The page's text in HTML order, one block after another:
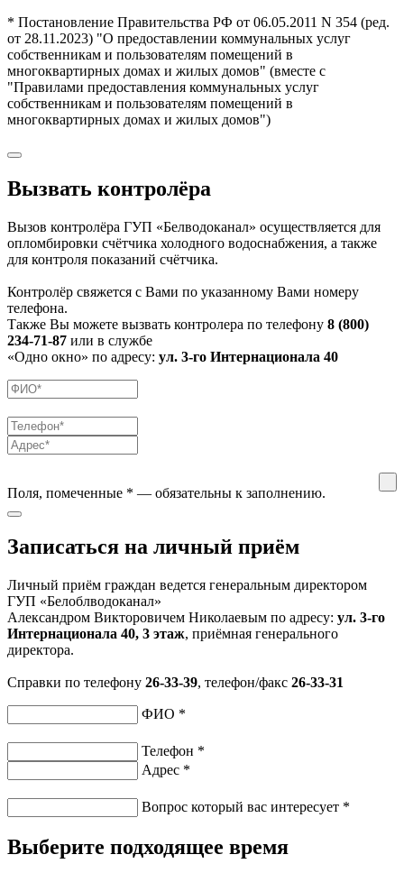
* Постановление Правительства РФ от 06.05.2011 N 354 (ред.
от 28.11.2023) "О предоставлении коммунальных услуг
собственникам и пользователям помещений в
многоквартирных домах и жилых домов" (вместе с
"Правилами предоставления коммунальных услуг
собственникам и пользователям помещений в
многоквартирных домах и жилых домов")
Вызвать контролёра
Вызов контролёра ГУП «Белводоканал» осуществляется для
опломбировки счётчика холодного водоснабжения, а также
для контроля показаний счётчика.
Контролёр свяжется с Вами по указанному Вами номеру
телефона.
Также Вы можете вызвать контролера по телефону 8 (800)
234-71-87 или в службе
«Одно окно» по адресу: ул. 3-го Интернационала 40
Поля, помеченные * — обязательны к заполнению.
Записаться на личный приём
Личный приём граждан ведется генеральным директором
ГУП «Белоблводоканал»
Александром Викторовичем Николаевым по адресу: ул. 3-го
Интернационала 40, 3 этаж, приёмная генерального
директора.
Справки по телефону 26-33-39, телефон/факс 26-33-31
ФИО *
Телефон *
Адрес *
Вопрос который вас интересует *
Выберите подходящее время